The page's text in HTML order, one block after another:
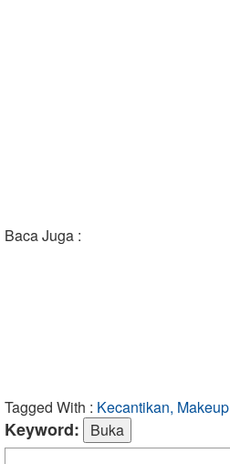
Baca Juga :
Tagged With : Kecantikan, Makeup
Keyword: